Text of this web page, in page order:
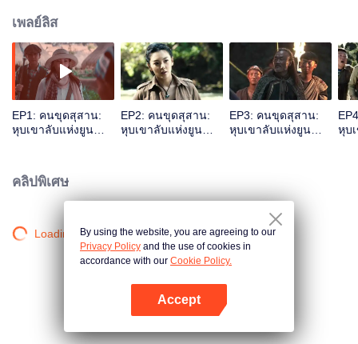
เพลย์ลิส
EP1: คนขุดสุสาน:
หุบเขาลับแห่งยูน
EP2: คนขุดสุสาน:
หุบเขาลับแห่งยูน
EP3: คนขุดสุสาน:
หุบเขาลับแห่งยูน
หุบ
คลิปพิเศษ
Loading…By using the website, you are agreeing to our
Privacy Policy and the use of cookies in
accordance with our Cookie Policy.
Accept